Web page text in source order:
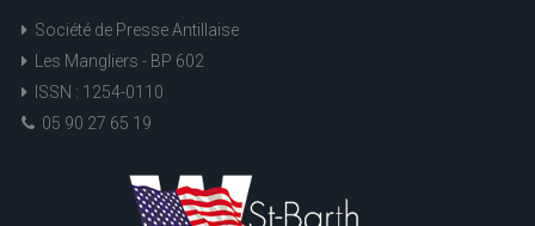
Société de Presse Antillaise
Les Mangliers - BP 602
ISSN : 1254-0110
05 90 27 65 19